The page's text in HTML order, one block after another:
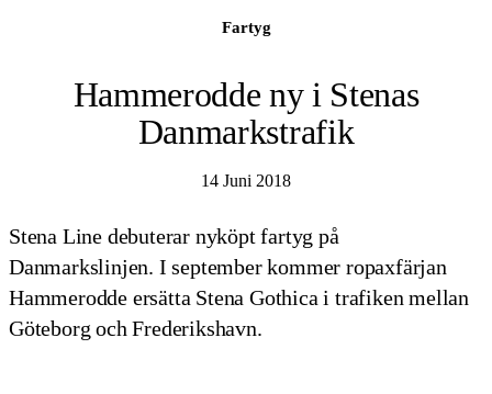
Fartyg
Hammerodde ny i Stenas
Danmarkstrafik
14 Juni 2018
Stena Line debuterar nyköpt fartyg på
Danmarkslinjen. I september kommer ropaxfärjan
Hammerodde ersätta Stena Gothica i trafiken mellan
Göteborg och Frederikshavn.